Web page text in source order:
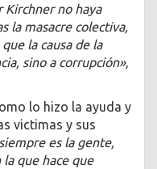
no haya
la masacre colectiva,
la causa de la
sino a corrupción»,
lo hizo la ayuda y
victimas y sus
siempre es la gente,
que hace que